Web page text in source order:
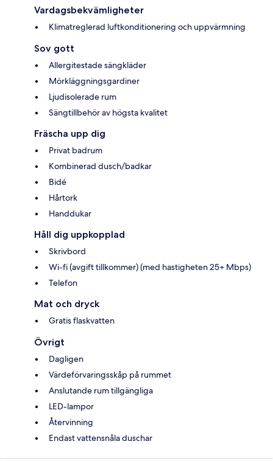
Vardagsbekvämligheter
Klimatreglerad luftkonditionering och uppvärmning
Sov gott
Allergitestade sängkläder
Mörkläggningsgardiner
Ljudisolerade rum
Sängtillbehör av högsta kvalitet
Fräscha upp dig
Privat badrum
Kombinerad dusch/badkar
Bidé
Hårtork
Handdukar
Håll dig uppkopplad
Skrivbord
Wi-fi (avgift tillkommer) (med hastigheten 25+ Mbps)
Telefon
Mat och dryck
Gratis flaskvatten
Övrigt
Dagligen
Värdeförvaringsskåp på rummet
Anslutande rum tillgängliga
LED-lampor
Återvinning
Endast vattensnåla duschar